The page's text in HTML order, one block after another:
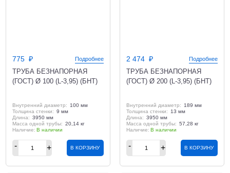
775 Подробнее
ТРУБА БЕЗНАПОРНАЯ
(ГОСТ) Ø 100 (L-3,95) (БНТ)
Внутренний диаметр:
100 мм
Толщина стенки: 9 мм
Длина: 3950 мм
Масса одной трубы: 20,14 кг
В наличии
В КОРЗИНУ
2 474 Подробнее
ТРУБА БЕЗНАПОРНАЯ
(ГОСТ) Ø 200 (L-3,95) (БНТ)
Внутренний диаметр:
189 мм
Толщина стенки:
13 мм
Длина: 3950 мм
Масса одной трубы: 57,28 кг
В наличии
В КОРЗИНУ